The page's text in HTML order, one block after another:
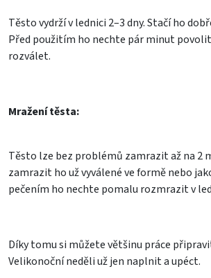
Těsto vydrží v lednici 2–3 dny. Stačí ho
Před použitím ho nechte pár minut
rozválet.
Mražení těsta:
Těsto lze bez problémů zamrazit až na 2
zamrazit ho už vyválené ve formě nebo
pečením ho nechte pomalu rozmrazit v
Díky tomu si můžete většinu práce
Velikonoční neděli už jen naplnit a upéct.